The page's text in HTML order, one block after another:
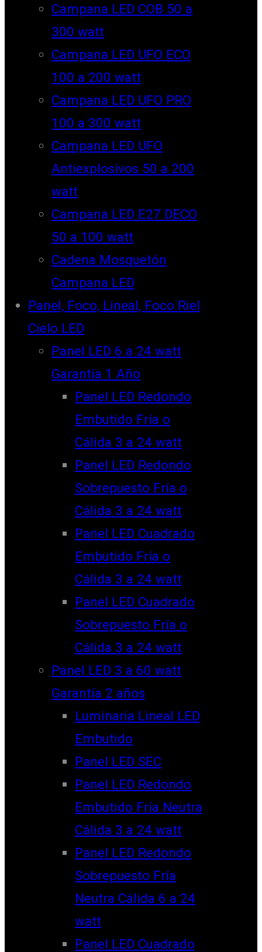
Campana LED COB 50 a
300 watt
Campana LED UFO ECO
100 a 200 watt
Campana LED UFO PRO
100 a 300 watt
Campana LED UFO
Antiexplosivos 50 a 200
watt
Campana LED E27 DECO
50 a 100 watt
Cadena Mosquetón
Campana LED
Panel, Foco, Lineal, Foco Riel
Cielo LED
Panel LED 6 a 24 watt
Garantía 1 Año
Panel LED Redondo
Embutido Fría o
Cálida 3 a 24 watt
Panel LED Redondo
Sobrepuesto Fría o
Cálida 3 a 24 watt
Panel LED Cuadrado
Embutido Fría o
Cálida 3 a 24 watt
Panel LED Cuadrado
Sobrepuesto Fría o
Cálida 3 a 24 watt
Panel LED 3 a 60 watt
Garantía 2 años
Luminaria Lineal LED
Embutido
Panel LED SEC
Panel LED Redondo
Embutido Fría Neutra
Cálida 3 a 24 watt
Panel LED Redondo
Sobrepuesto Fría
Neutra Cálida 6 a 24
watt
Panel LED Cuadrado